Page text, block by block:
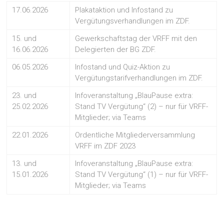
17.06.2026
Plakataktion und Infostand zu
Vergütungsverhandlungen im ZDF.
15. und
16.06.2026
Gewerkschaftstag der VRFF mit den
Delegierten der BG ZDF.
06.05.2026
Infostand und Quiz-Aktion zu
Vergütungstarifverhandlungen im ZDF.
23. und
25.02.2026
Infoveranstaltung „BlauPause extra:
Stand TV Vergütung“ (2) – nur für VRFF-
Mitglieder; via Teams
22.01.2026
Ordentliche Mitgliederversammlung
VRFF im ZDF 2023
13. und
15.01.2026
Infoveranstaltung „BlauPause extra:
Stand TV Vergütung“ (1) – nur für VRFF-
Mitglieder; via Teams